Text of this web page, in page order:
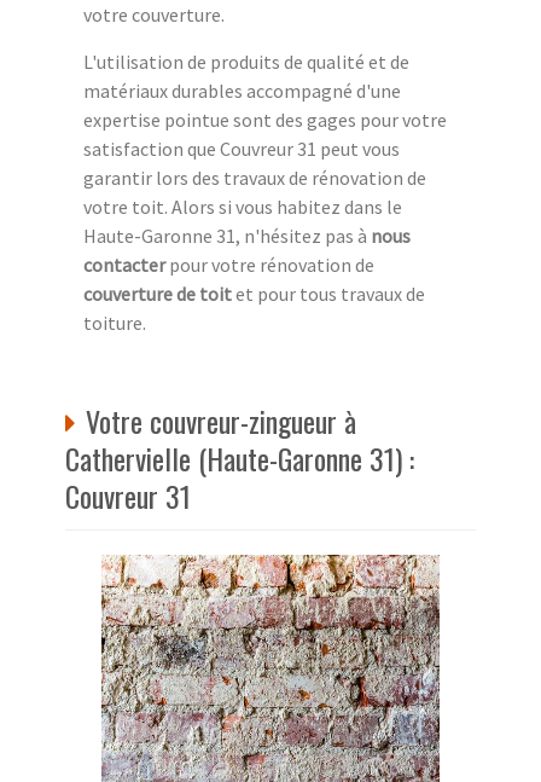
votre couverture.
L'utilisation de produits de qualité et de
matériaux durables accompagné d'une
expertise pointue sont des gages pour votre
satisfaction que Couvreur 31 peut vous
garantir lors des travaux de rénovation de
votre toit. Alors si vous habitez dans le
Haute-Garonne 31, n'hésitez pas à nous
contacterpour votre rénovation de
couverture de toitet pour tous travaux de
toiture.
Votre couvreur-zingueur à
Cathervielle (Haute-Garonne 31) :
Couvreur 31